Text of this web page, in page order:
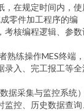
，在规定时间内，
零件加工程序的编
考核编程逻辑、参数
熟练操作MES终端
录入、完工报工等全
据采集与监控系统
监控、历史数据查询